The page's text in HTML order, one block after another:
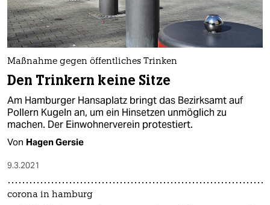
Maßnahme gegen öffentliches Trinken
Den Trinkern keine Sitze
Am Hamburger Hansaplatz bringt das Bezirksamt auf
Pollern Kugeln an, um ein Hinsetzen unmöglich zu
machen. Der Einwohnerverein protestiert.
Von Hagen Gersie
9.3.2021
corona in hamburg